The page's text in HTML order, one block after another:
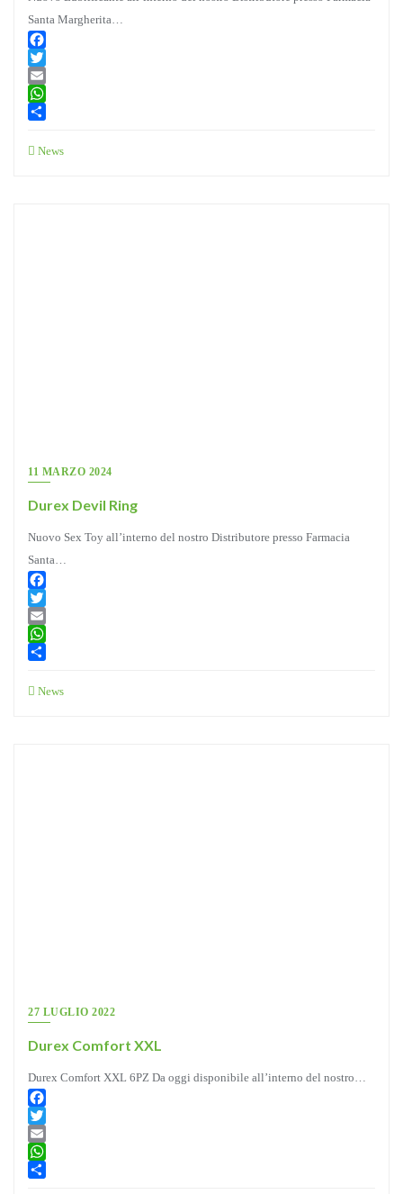
Santa Margherita…
Facebook
Twitter
Email
WhatsApp
News
11 MARZO 2024
Durex Devil Ring
Nuovo Sex Toy all’interno del nostro Distributore presso Farmacia
Santa…
Facebook
Twitter
Email
WhatsApp
News
27 LUGLIO 2022
Durex Comfort XXL
Durex Comfort XXL 6PZ Da oggi disponibile all’interno del nostro…
Facebook
Twitter
Email
WhatsApp